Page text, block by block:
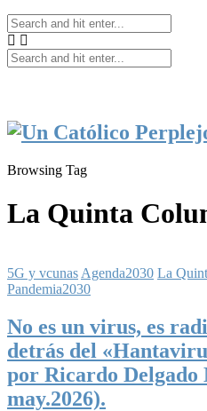
Browsing Tag
La Quinta
5G y vcunas Agenda2030 La
Pandemia2030
No es un virus, es
detrás del
por Ricardo
may.2026).